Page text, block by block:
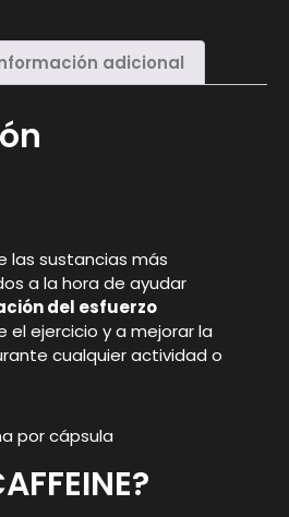
adicional
las sustancias más
a la hora de ayudar
del esfuerzo
el ejercicio y a mejorar la
cualquier actividad o
por cápsula